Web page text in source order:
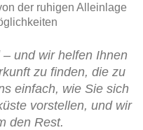
der ruhigen Alleinlage
und wir helfen Ihnen
zu finden, die zu
einfach, wie Sie sich
vorstellen, und wir
den Rest.